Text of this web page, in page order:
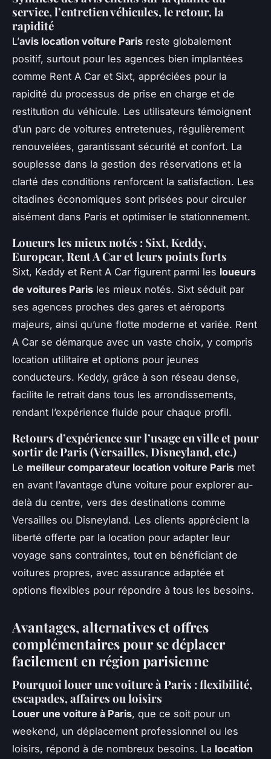
service, l’entretien véhicules, le retour, la
rapidité
L’avis location voiture Paris reste globalement
positif, surtout pour les agences bien implantées
comme Rent A Car et Sixt, appréciées pour la
rapidité du processus de prise en charge et de
restitution du véhicule. Les utilisateurs témoignent
d’un parc de voitures entretenues, régulièrement
renouvelées, garantissant sécurité et confort. La
souplesse dans la gestion des réservations et la
clarté des conditions renforcent la satisfaction. Les
citadines économiques sont prisées pour circuler
aisément dans Paris et optimiser le stationnement.
Loueurs les mieux notés : Sixt, Keddy,
Europcar, Rent A Car et leurs points forts
Sixt, Keddy et Rent A Car figurent parmi les loueurs
de voitures Paris les mieux notés. Sixt séduit par
ses agences proches des gares et aéroports
majeurs, ainsi qu’une flotte moderne et variée. Rent
A Car se démarque avec un vaste choix, y compris
location utilitaire et options pour jeunes
conducteurs. Keddy, grâce à son réseau dense,
facilite le retrait dans tous les arrondissements,
rendant l’expérience fluide pour chaque profil.
Retours d’expérience sur l’usage en ville et pour
sortir de Paris (Versailles, Disneyland, etc.)
Le meilleur comparateur location voiture Paris met
en avant l’avantage d’une voiture pour explorer au-
delà du centre, vers des destinations comme
Versailles ou Disneyland. Les clients apprécient la
liberté offerte par la location pour adapter leur
voyage sans contraintes, tout en bénéficiant de
voitures propres, avec assurance adaptée et
options flexibles pour répondre à tous les besoins.
Avantages, alternatives et offres
complémentaires pour se déplacer
facilement en région parisienne
Pourquoi louer une voiture à Paris : flexibilité,
escapades, affaires ou loisirs
Louer une voiture à Paris, que ce soit pour un
weekend, un déplacement professionnel ou les
loisirs, répond à de nombreux besoins. La location